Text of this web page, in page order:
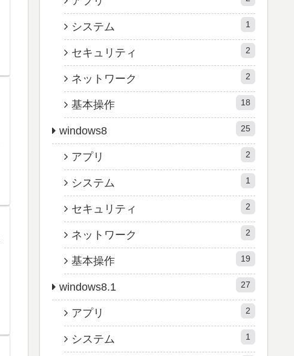
システム 1
セキュリティ 2
ネットワーク 2
基本操作 18
windows8 25
アプリ 2
システム 1
セキュリティ 2
ネットワーク 2
基本操作 19
windows8.1 27
アプリ 2
システム 1